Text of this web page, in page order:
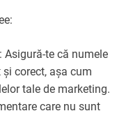
: Asigură-te că numele
corect, așa cum
tale de marketing.
care nu sunt